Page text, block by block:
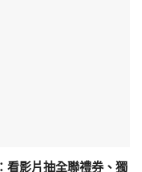
看影片抽全聯禮券、獨